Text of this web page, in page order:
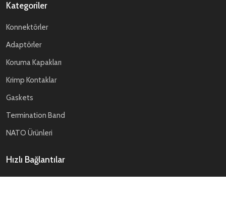
Kategoriler
Konnektörler
Adaptörler
Koruma Kapakları
Krimp Kontaklar
Gaskets
Termination Band
NATO Ürünleri
Hızlı Bağlantılar